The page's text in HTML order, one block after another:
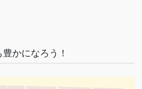
かになろう！